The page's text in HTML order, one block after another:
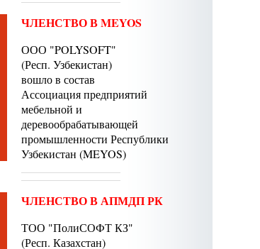
ЧЛЕНСТВО В MEYOS
ООО "POLYSOFT"
(Респ. Узбекистан)
вошло в состав
Ассоциация предприятий
мебельной и
деревообрабатывающей
промышленности Республики
Узбекистан (MEYOS)
ЧЛЕНСТВО В АПМДП РК
ТОО "ПолиСОФТ КЗ"
(Респ. Казахстан)